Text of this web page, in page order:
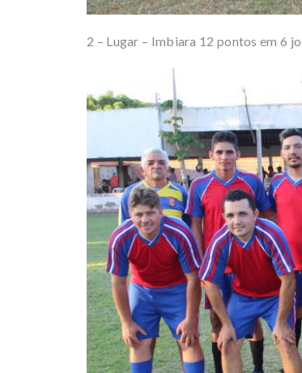
2 – Lugar – Imbiara 12 pontos em 6